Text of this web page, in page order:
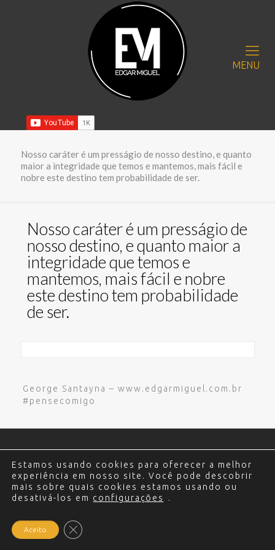
MENU
Nosso caráter é um presságio de nosso destino, e quanto
maior a integridade que temos e mantemos, mais fácil e
nobre este destino tem probabilidade de ser.
Nosso caráter é um presságio de
nosso destino, e quanto maior a
integridade que temos e
mantemos, mais fácil e nobre
este destino tem probabilidade
de ser.
George Santayna – www.edgarmiguel.com.br
#pensecomigo
reservados. Política de Privacidade. Criação e
Desenvolvimento do site: Alex Sanches .
Estamos usando cookies para oferecer a melhor
experiência em nosso site. Você pode descobrir
mais sobre quais cookies estamos usando ou
desativá-los em configurações .
Aceito Close GDPR Cookie Banner